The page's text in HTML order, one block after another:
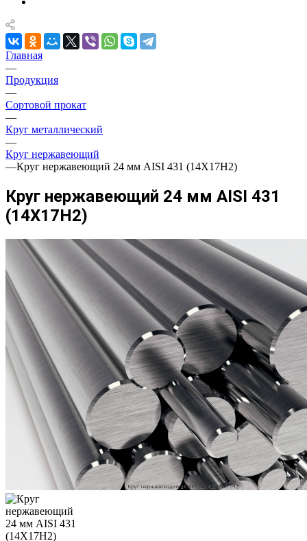
Главная
—
Продукция
—
Сортовой прокат
—
Круг металлический
—
Круг нержавеющий
—Круг нержавеющий 24 мм AISI 431 (14Х17Н2)
Круг нержавеющий 24 мм AISI 431
(14Х17Н2)